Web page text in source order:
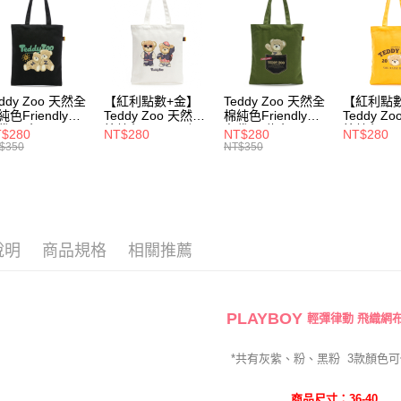
用戶於交
款買賣價
2.基於同
資料（包
用，由本
3.完整用
付款後萊
每筆
7-11取貨
每筆
付款後7-
款式快速
★ 新品上
✿ KOL好
✿ 飛織透
⏯︎ 本月
Zoo 天然全
色Friendly帆
-黑色
【紅利點數+金】
Teddy Zoo 天然全
棉純色Friendly帆
布袋-白色
NT$280
Teddy Zoo 天然全
棉純色Friendly帆
布袋-軍綠色
(TZB107)
NT$280
NT$350
【紅利點
Teddy
棉純色
布袋-黃色
NT$280
明 商品規格 相關推薦
PLAYBOY 輕彈律動 飛織網
*共有灰紫、粉、黑粉 3款顏色